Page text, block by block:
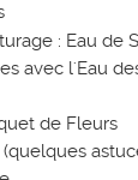
: Eau de
avec l'Eau
de Fleurs